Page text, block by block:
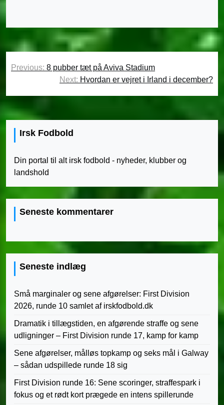
Indlægsnavigation
Previous: 8 pubber tæt på Aviva Stadium
Next: Hvordan er vejret i Irland i december?
Irsk Fodbold
Din portal til alt irsk fodbold - nyheder, klubber og
landshold
Seneste kommentarer
Seneste indlæg
Små marginaler og sene afgørelser: First Division
2026, runde 10 samlet af irskfodbold.dk
Dramatik i tillægstiden, en afgørende straffe og sene
udligninger – First Division runde 17, kamp for kamp
Sene afgørelser, målløs topkamp og seks mål i Galway
– sådan udspillede runde 18 sig
First Division runde 16: Sene scoringer, straffespark i
fokus og et rødt kort prægede en intens spillerunde